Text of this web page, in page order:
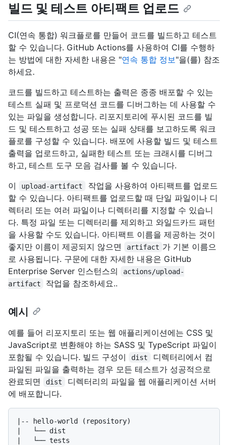
빌드 및 테스트 아티팩트 업로드
CI(연속 통합) 워크플로를 만들어 코드를 빌드하고 테스트
할 수 있습니다. GitHub Actions를 사용하여 CI를 수행하
는 방법에 대한 자세한 내용은 "연속 통합 정보 "을(를) 참조
하세요.
코드를 빌드하고 테스트하는 출력은 종종 배포할 수 있는
테스트 실패 및 프로덕션 코드를 디버그하는 데 사용할 수
있는 파일을 생성합니다. 리포지토리에 푸시된 코드를 빌
드 및 테스트하고 성공 또는 실패 상태를 보고하도록 워크
플로를 구성할 수 있습니다. 배포에 사용할 빌드 및 테스트
출력을 업로드하고, 실패한 테스트 또는 크래시를 디버그
하고, 테스트 도구 모음 검사를 볼 수 있습니다.
이
upload-artifact
작업을 사용하여 아티팩트를 업로드
할 수 있습니다. 아티팩트를 업로드할 때 단일 파일이나 디
렉터리 또는 여러 파일이나 디렉터리를 지정할 수 있습니
다. 특정 파일 또는 디렉터리를 제외하고 와일드카드 패턴
을 사용할 수도 있습니다. 아티팩트 이름을 제공하는 것이
좋지만 이름이 제공되지 않으면
artifact 가 기본 이름으
로 사용됩니다. 구문에 대한 자세한 내용은 GitHub
Enterprise Server 인스턴스의
actions/upload-
artifact
작업을 참조하세요..
예시
예를 들어 리포지토리 또는 웹 애플리케이션에는 CSS 및
JavaScript로 변환해야 하는 SASS 및 TypeScript 파일이
포함될 수 있습니다. 빌드 구성이
dist
디렉터리에서 컴
파일된 파일을 출력하는 경우 모든 테스트가 성공적으로
완료되면
dist
디렉터리의 파일을 웹 애플리케이션 서버
에 배포합니다.
|-- hello-world (repository)
|   └── dist
|   └── tests